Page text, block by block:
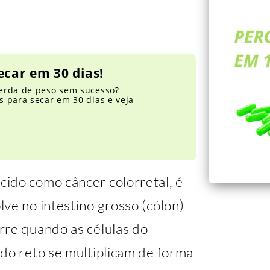
em 30 dias!
de peso sem sucesso?
para secar em 30 dias e veja
como câncer colorretal, é
no intestino grosso (cólon)
quando as células do
reto se multiplicam de forma